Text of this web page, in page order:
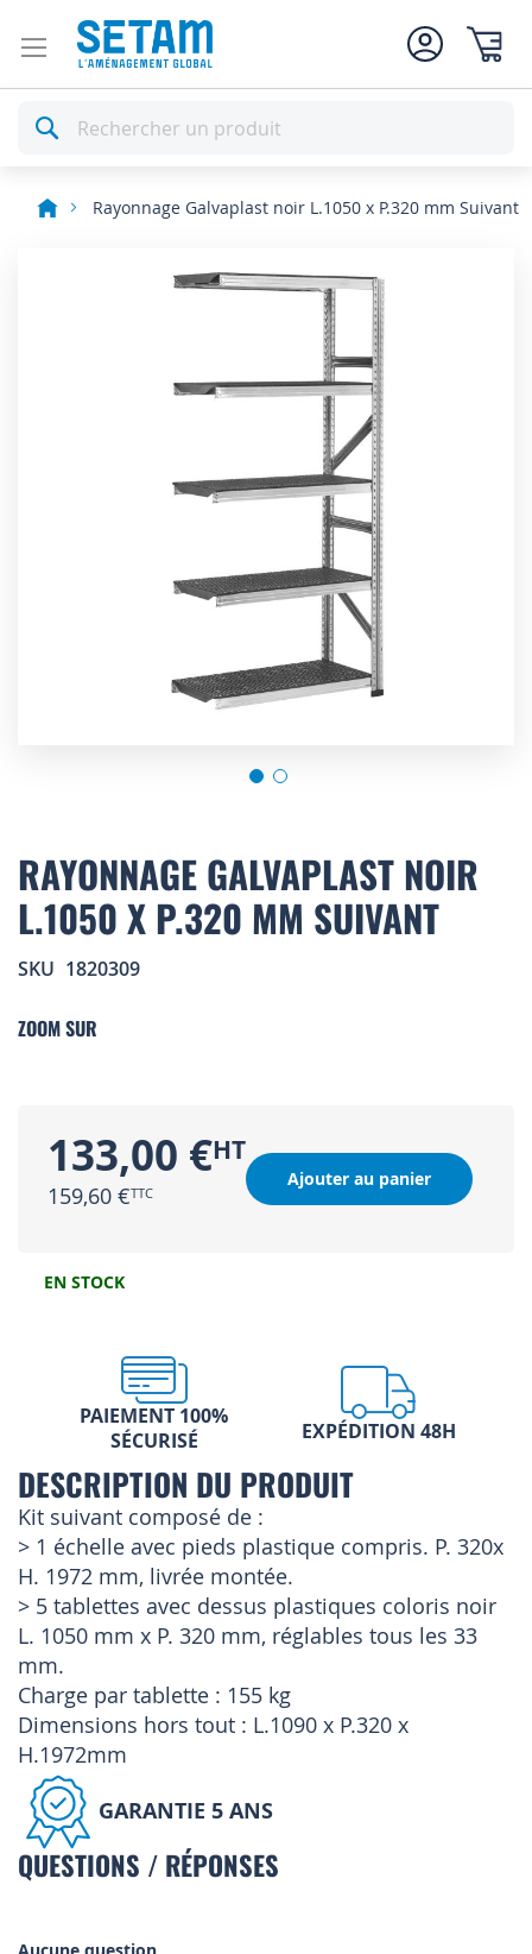
Rechercher
Rayonnage Galvaplast noir L.1050 x P.320 mm Suivant
to
the
beginning
of
images
RAYONNAGE GALVAPLAST NOIR
L.1050 X P.320 MM SUIVANT
SKU 1820309
ZOOM SUR
133,00 €
159,60 €
Ajouter au panier
EN STOCK
PAIEMENT 100%
SÉCURISÉ
EXPÉDITION 48H
DESCRIPTION DU PRODUIT
Kit suivant composé de :
> 1 échelle avec pieds plastique compris. P. 320x
H. 1972 mm, livrée montée.
> 5 tablettes avec dessus plastiques coloris noir
L. 1050 mm x P. 320 mm, réglables tous les 33
mm.
Charge par tablette : 155 kg
Dimensions hors tout : L.1090 x P.320 x
H.1972mm
GARANTIE 5 ANS
QUESTIONS / RÉPONSES